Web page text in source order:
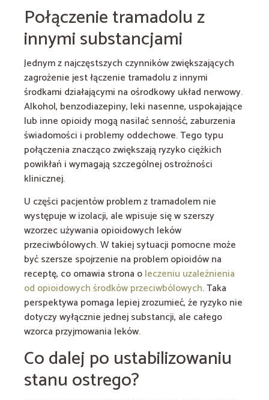
Połączenie tramadolu z
innymi substancjami
Jednym z najczęstszych czynników zwiększających
zagrożenie jest łączenie tramadolu z innymi
środkami działającymi na ośrodkowy układ nerwowy.
Alkohol, benzodiazepiny, leki nasenne, uspokajające
lub inne opioidy mogą nasilać senność, zaburzenia
świadomości i problemy oddechowe. Tego typu
połączenia znacząco zwiększają ryzyko ciężkich
powikłań i wymagają szczególnej ostrożności
klinicznej.
U części pacjentów problem z tramadolem nie
występuje w izolacji, ale wpisuje się w szerszy
wzorzec używania opioidowych leków
przeciwbólowych. W takiej sytuacji pomocne może
być szersze spojrzenie na problem opioidów na
receptę, co omawia strona oleczeniu uzależnienia
od opioidowych środków przeciwbólowych. Taka
perspektywa pomaga lepiej zrozumieć, że ryzyko nie
dotyczy wyłącznie jednej substancji, ale całego
wzorca przyjmowania leków.
Co dalej po ustabilizowaniu
stanu ostrego?